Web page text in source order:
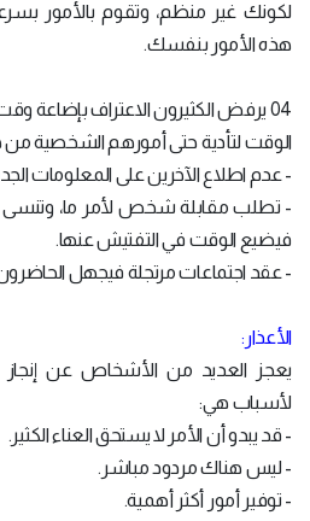
لكونك غير منظم، وتقوم بالأمور
هذه الأمور بنفسك.
04 يرفض الكثيرون الاعتراف بإضاعة
الوقت لتأدية حتى أمورهم الشخصية من
- عدم اطلاع الآخرين على المعلومات
- تطلب مقابلة شخص لأمر ما، وتنسى
فيضيع الوقت في التفتيش عنها.
- عقد اجتماعات مرتجلة فيجهل
الأعذار:
يعجز العديد من الأشخاص عن
لأسباب هي:
- قد يبدو أن الأمر لا يستحق العناء الكثير.
- ليس هناك مردود مباشر.
- توفير أمور أكثر أهمية.